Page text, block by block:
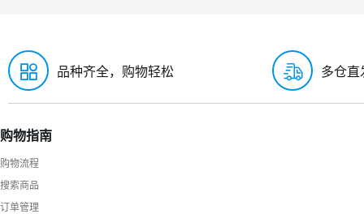
品种齐全，购物轻松 多仓直
购物指南
购物流程
搜索商品
订单管理